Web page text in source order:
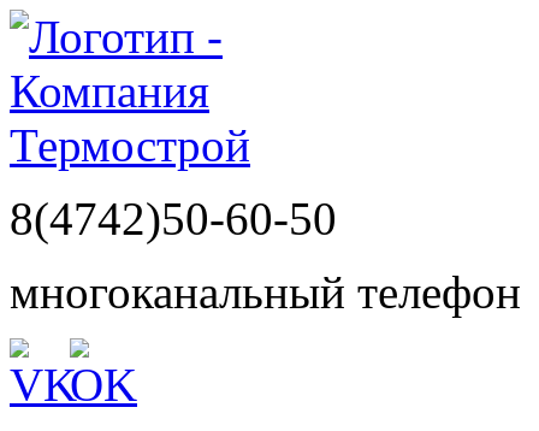
8(4742)50-60-50
многоканальный телефон